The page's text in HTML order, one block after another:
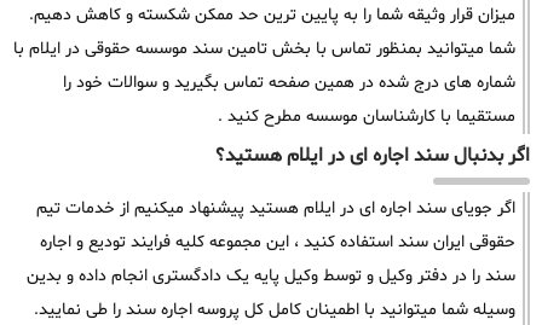
میزان قرار وثیقه شما را به پایین ترین حد ممکن شکسته و کاهش دهیم.
شما میتوانید بمنظور تماس با بخش تامین سند موسسه حقوقی در ایلام با
شماره های درج شده در همین صفحه تماس بگیرید و سوالات خود را
مستقیما با کارشناسان موسسه مطرح کنید .
اگر بدنبال سند اجاره ای در ایلام هستید؟
اگر جویای سند اجاره ای در ایلام هستید پیشنهاد میکنیم از خدمات تیم
حقوقی ایران سند استفاده کنید ، این مجموعه کلیه فرایند تودیع و اجاره
سند را در دفتر وکیل و توسط وکیل پایه یک دادگستری انجام داده و بدین
وسیله شما میتوانید با اطمینان کامل کل پروسه اجاره سند را طی نمایید.